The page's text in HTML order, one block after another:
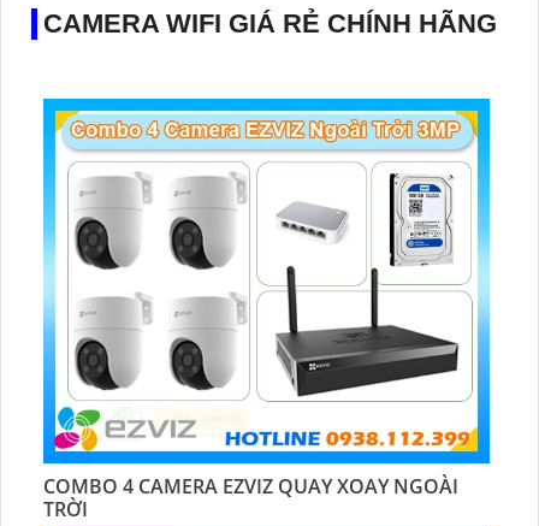
CAMERA WIFI GIÁ RẺ CHÍNH HÃNG
COMBO 4 CAMERA EZVIZ QUAY XOAY NGOÀI
TRỜI